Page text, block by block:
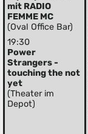
mit RADIO
FEMME MC
(Oval Office Bar)
19:30
Power
Strangers -
touching the not
yet
(Theater im
Depot)